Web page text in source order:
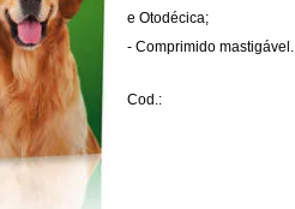
e Otodécica;
- Comprimido mastigável.
Cod.: